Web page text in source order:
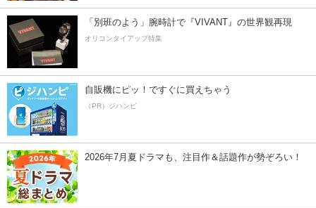
「別班のよう」腕時計で『VIVANT』の世界観再現
オリコンタイアップ特集
自販機にピッ！ですぐに買えちゃう
（PR）ジハンピ
2026年7月夏ドラマも、注目作＆話題作が勢ぞろい！